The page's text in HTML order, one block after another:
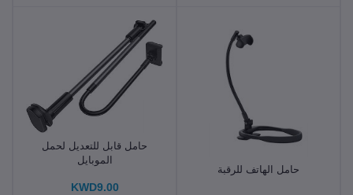
حامل الهاتف للرقبة
حامل قابل للتعديل لحمل
الموبايل
KWD9.00